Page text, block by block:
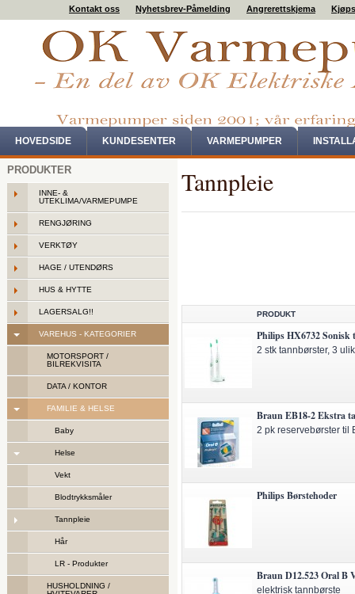
Kontakt oss Nyhetsbrev-Påmelding Angrerettskjema
HOVEDSIDE KUNDESENTER VARMEPUMPER
PRODUKTER
INNE- &
UTEKLIMA/VARMEPUMPE
RENGJØRING
VERKTØY
HAGE / UTENDØRS
HUS & HYTTE
LAGERSALG!!
VAREHUS - KATEGORIER
MOTORSPORT /
BILREKVISITA
DATA / KONTOR
FAMILIE & HELSE
Baby
Helse
Vekt
Blodtrykksmåler
Tannpleie
Hår
LR - Produkter
HUSHOLDNING /
Tannpleie
PRODUKT
Philips HX6732 Sonisk
2 stk tannbørster, 3
Braun EB18-2 Ekstra
2 pk reservebørster til
Philips Børstehoder
Braun D12.523 Oral B
elektrisk tannbørste